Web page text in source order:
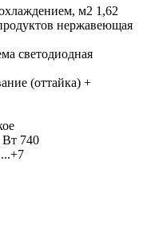
м2 1,62
нержавеющая
светодиодная
(оттайка) +
Вт 740